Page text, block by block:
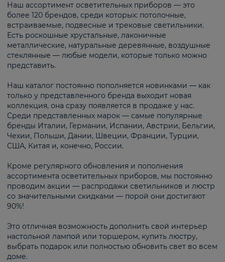
Наш ассортимент осветительных приборов — это
более 120 брендов, среди которых: потолочные,
встраиваемые, подвесные и трековые светильники.
Есть роскошные хрустальные, лаконичные
металлические, натуральные деревянные, воздушные
стеклянные — любые модели, которые только можно
представить.
Наш каталог постоянно пополняется новинками — как
только у представленного бренда выходит новая
коллекция, она сразу появляется в продаже у нас.
Среди представленных марок — самые популярные
бренды Италии, Германии, Испании, Австрии, Бельгии,
Чехии, Польши, Дании, Швеции, Франции, Турции,
США, Китая и, конечно, России.
Кроме регулярного обновления и пополнения
ассортимента осветительных приборов, мы постоянно
проводим акции — распродажи светильников и люстр
со значительными скидками — порой они достигают
90%!
Это отличная возможность дополнить свой интерьер
настольной лампой или торшером, купить люстру,
выбрать подарок или полностью обновить свет во всем
доме.